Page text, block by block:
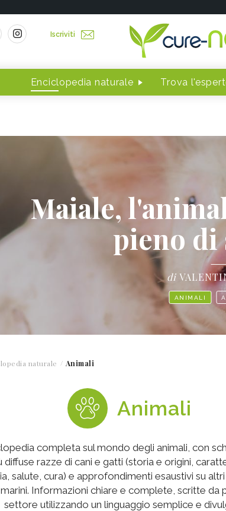
Iscriviti
Enciclopedia naturale Trova
Maiale,
pieno di
di
ANIMALI
naturale Animali
Animali
completa sul mondo degli animali, con
diffuse razze di cani e gatti (storia e origini,
salute, cura) e approfondimenti esaustivi su
Informazioni chiare e complete, scritte da
settore utilizzando un linguaggio semplice e